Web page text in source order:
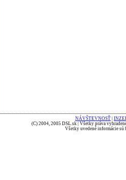
NÁVŠTEVNOSŤ
(C) 2004, 2005 DSL.sk | Všetky práva
Všetky uvedené informácie sú